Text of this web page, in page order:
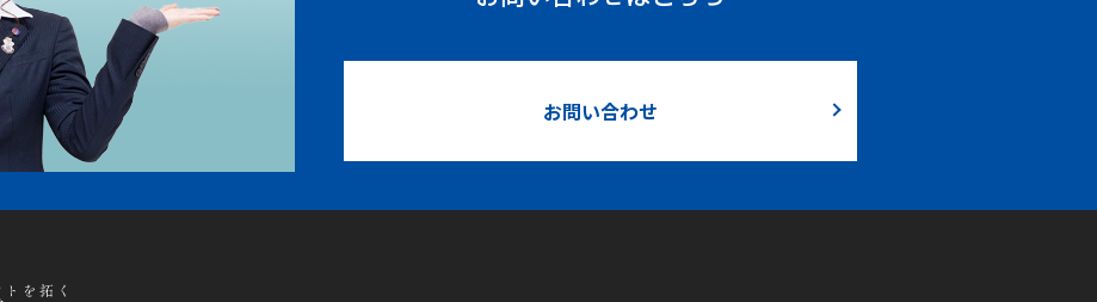
お問い合わせ